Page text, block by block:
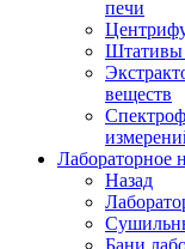
печи
Штативы
веществ
Лабораторное
Назад
Бани